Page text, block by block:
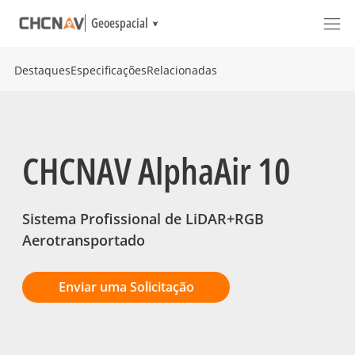
Geoespacial
DestaquesEspecificaçõesRelacionadas
CHCNAV AlphaAir 10
Sistema Profissional de LiDAR+RGB
Aerotransportado
Enviar uma Solicitação